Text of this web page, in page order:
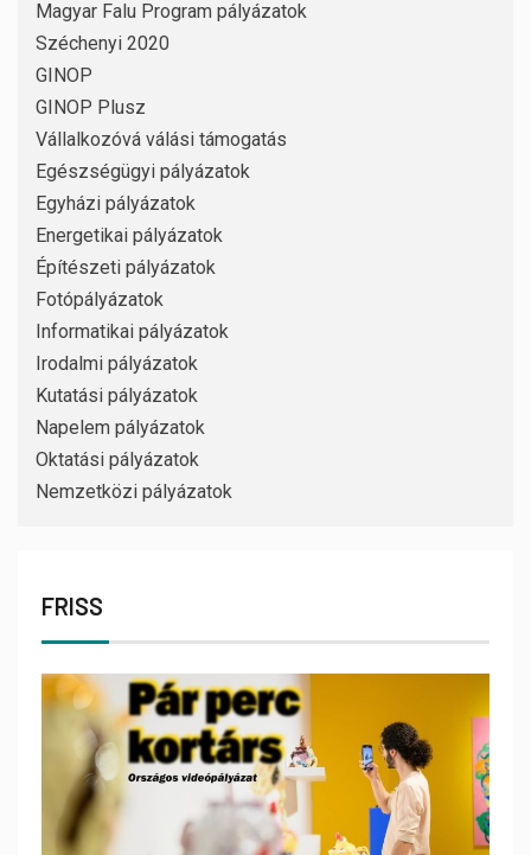
Magyar Falu Program pályázatok
Széchenyi 2020
GINOP
GINOP Plusz
Vállalkozóvá válási támogatás
Egészségügyi pályázatok
Egyházi pályázatok
Energetikai pályázatok
Építészeti pályázatok
Fotópályázatok
Informatikai pályázatok
Irodalmi pályázatok
Kutatási pályázatok
Napelem pályázatok
Oktatási pályázatok
Nemzetközi pályázatok
FRISS